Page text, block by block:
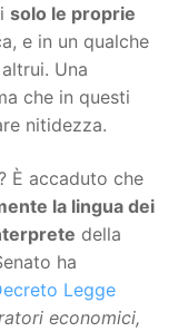
solo le proprie
e in un qualche
Una
che in questi
nitidezza.
È accaduto che
la lingua dei
della
ha
Legge
economici,